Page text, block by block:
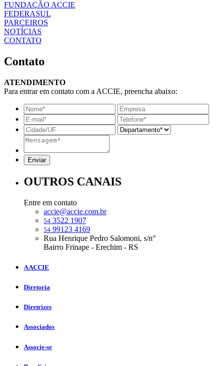
FUNDAÇÃO ACCIE
FEDERASUL
PARCEIROS
NOTÍCIAS
CONTATO
Contato
ATENDIMENTO
Para entrar em contato com a ACCIE, preencha abaixo:
OUTROS CANAIS
Entre em contato
accie@accie.com.br
54 3522 1907
54 99123 4169
Rua Henrique Pedro Salomoni, s/n°
Bairro Frinape - Erechim - RS
A ACCIE
Diretoria
Diretrizes
Associados
Associe-se